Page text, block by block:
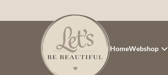
HomeWebshop